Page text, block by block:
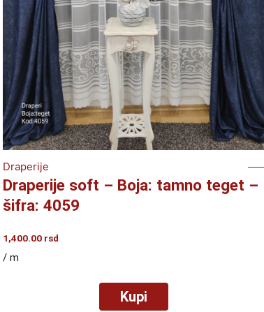
Draperije
Draperije soft – Boja: tamno teget –
šifra: 4059
1,400.00rsd
/ m
Kupi